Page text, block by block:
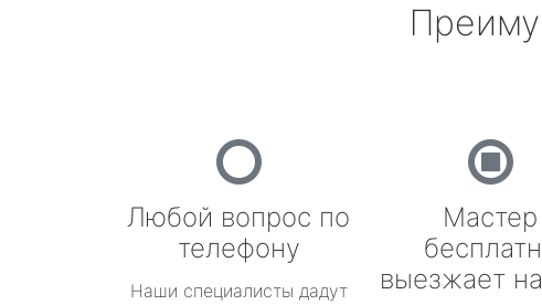
Любой вопрос по
телефону
Наши специалисты дадут
Мастер
выезжает